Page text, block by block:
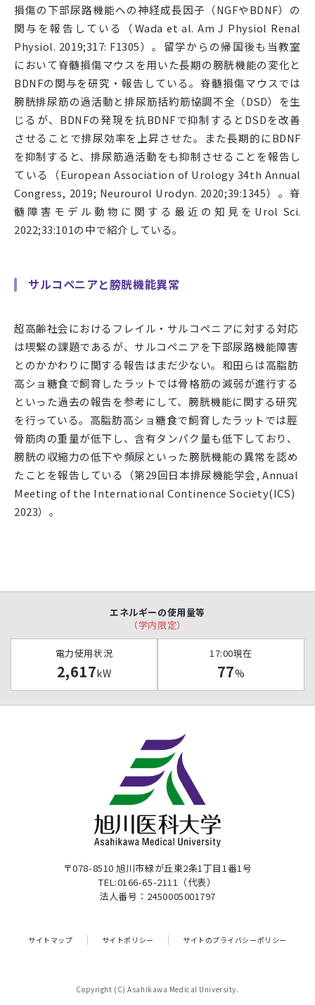
損傷の下部尿路機能への神経成長因子（NGFやBDNF）の
関与を報告している（Wada et al. Am J Physiol Renal
Physiol. 2019;317: F1305）。留学からの帰国後も当教室
において脊髄損傷マウスを用いた長期の膀胱機能の変化と
BDNFの関与を研究・報告している。脊髄損傷マウスでは
膀胱排尿筋の過活動と排尿筋括約筋協調不全（DSD）を生
じるが、 BDNFの発現を抗BDNFで抑制するとDSDを改善
させることで排尿効率を上昇させた。また長期的にBDNF
を抑制すると、排尿筋過活動をも抑制させることを報告し
ている（European Association of Urology 34th Annual
Congress, 2019; Neurourol Urodyn. 2020;39:1345）。脊
髄障害モデル動物に関する最近の知見を Urol Sci.
2022;33:101の中で紹介している。
サルコペニアと膀胱機能異常
超高齢社会におけるフレイル・サルコペニアに対する対応
は喫緊の課題であるが、サルコペニアを下部尿路機能障害
とのかかわりに関する報告はまだ少ない。和田らは高脂肪
高ショ糖食で飼育したラットでは骨格筋の減弱が進行する
といった過去の報告を参考にして、膀胱機能に関する研究
を行っている。高脂肪高ショ糖食で飼育したラットでは脛
骨筋肉の重量が低下し、含有タンパク量も低下しており、
膀胱の収縮力の低下や頻尿といった膀胱機能の異常を認め
たことを報告している（第29回日本排尿機能学会, Annual
Meeting of the International Continence Society(ICS)
2023）。
〒078-8510 旭川市緑が丘東2条1丁目1番1号
TEL:0166-65-2111（代表）
法人番号：2450005001797
エネルギーの使用量等
（学内限定）
電力使用状況
2,617kW
17:00現在
77%
Copyright (C) Asahikawa Medical University.
サイトマップ サイトポリシー サイトのプライバシーポリシー